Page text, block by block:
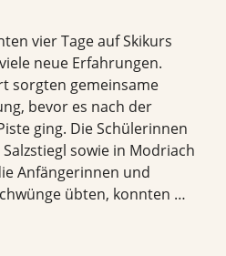
vier Tage auf Skikurs
neue Erfahrungen.
sorgten gemeinsame
bevor es nach der
ging. Die Schülerinnen
sowie in Modriach
Anfängerinnen und
übten, konnten …